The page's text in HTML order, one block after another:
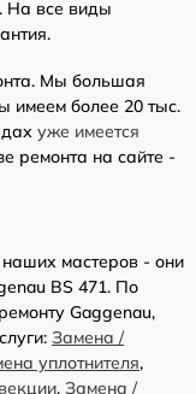
На все виды
Мы большая
имеем более 20 тыс.
уже имеется
ремонта на сайте -
мастеров - они
BS 471. По
Gaggenau,
Замена /
уплотнителя,
, Замена /